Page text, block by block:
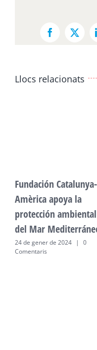
Facebook
X
Llocs relacionats
Fundación Catalunya-
Amèrica apoya la
protección ambiental
del Mar
24 de gener de 2024 |
0
Comentaris